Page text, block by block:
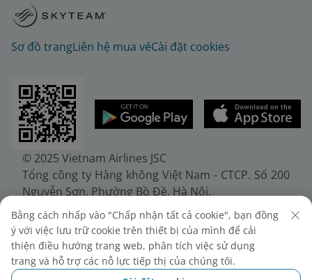
Sơ đồ trangLiên hệ mua véCài đặt cookies
© 2025 Vietnam Airlines JSC
Tổng công ty Hàng không Việt Nam - CTCP. Số 200
Nguyễn Sơn, Phường Bồ Đề, Hà Nội.
Điện thoại: (+84-24) 38272289. Fax: (+84-24)
38722375
Giấy chứng nhận đăng ký doanh nghiệp, mã số
doanh nghiệp 0100107518, đăng ký lần đầu ngày
30/6/2010, đăng ký thay đổi lần thứ 10 ngày
Bằng cách nhấp vào "Chấp nhận tất cả cookie", bạn đồng
ý với việc lưu trữ cookie trên thiết bị của mình để cải
thiện điều hướng trang web, phân tích việc sử dụng
trang và hỗ trợ các nỗ lực tiếp thị của chúng tôi.